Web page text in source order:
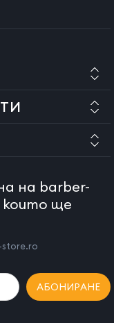
на barber-
които ще
АБОНИРАНЕ